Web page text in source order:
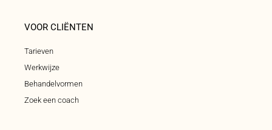
VOOR CLIËNTEN
Tarieven
Werkwijze
Behandelvormen
Zoek een coach